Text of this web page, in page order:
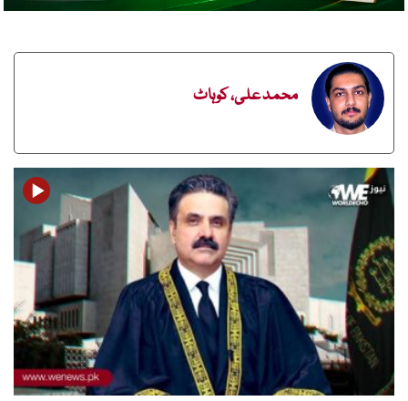
محمد علی، کوہاٹ